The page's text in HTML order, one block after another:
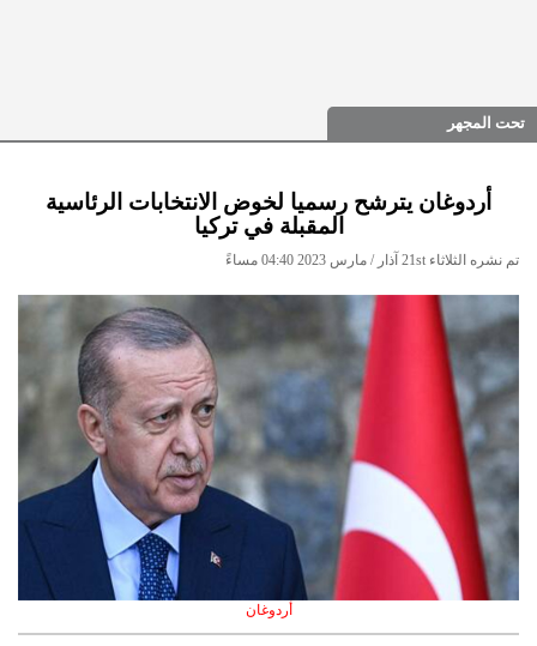
تحت المجهر
أردوغان يترشح رسميا لخوض الانتخابات الرئاسية
المقبلة في تركيا
تم نشره الثلاثاء 21st آذار / مارس 2023 04:40 مساءً
أردوغان